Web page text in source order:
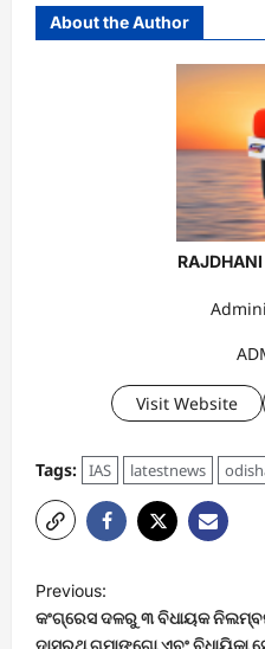
About the Author
RAJDHANI
Visit Website
Tags: IAS latestnews
P
o
Previous:
କଂଗ୍ରେସ ଦଳରୁ ୩ ବିଧାୟକ